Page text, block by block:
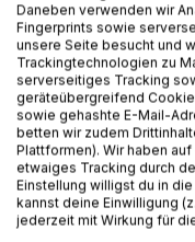
eine einzigartige
Begleiter an seiner
Menschen zu sehen,
sein Schicksal für
Der junge Sai steht
ihn weit über die
wird.
Erlebe den Aufstieg
eine Welt voller
Daneben verwenden wir
Fingerprints sowie
unsere Seite besucht und
Trackingtechnologien zu
serverseitiges Tracking
geräteübergreifend
sowie gehashte E-Mail-
betten wir zudem
Plattformen). Wir haben
etwaiges Tracking durch
Einstellung willigst du in
kannst deine Einwilligung
jederzeit mit Wirkung für